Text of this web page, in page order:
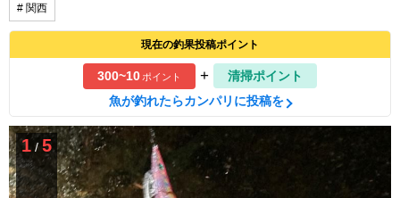
# 関西
現在の釣果投稿ポイント
300~10ポイント +
清掃ポイント
魚が釣れたらカンパリに投稿を
1 / 5